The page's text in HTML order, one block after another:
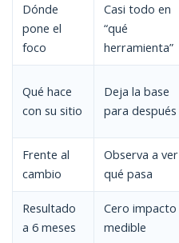
Dónde
pone el
foco
Casi todo en
“qué
herramienta”
Qué hace
con su sitio
Deja la base
para después
Frente al
cambio
Observa a ver
qué pasa
Resultado
a 6 meses
Cero impacto
medible